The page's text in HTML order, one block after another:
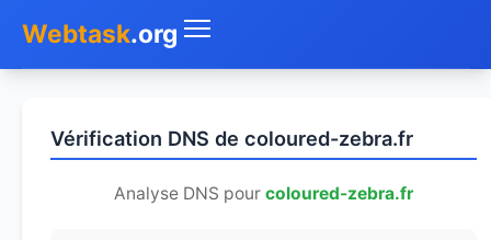
Webtask.org
Whois
Vérification DNS de coloured-zebra.fr
Analyse DNS pour coloured-zebra.fr